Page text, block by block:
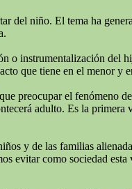
del niño. El tema ha
o instrumentalización del
que tiene en el menor y
preocupar el fenómeno
adulto. Es la primera
y de las familias
evitar como sociedad